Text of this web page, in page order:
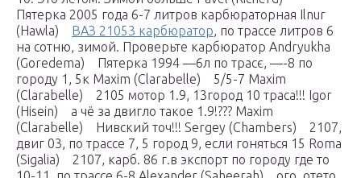
Пятерка 2005 года 6-7 литров карбюраторная Ilnur
(Hawla) ВАЗ 21053 карбюратор, по трассе литров 6
на сотню, зимой. Проверьте карбюратор Andryukha
(Goredema) Пятерка 1994 —6л по трасє, —-8 по
городу 1, 5к Maxim (Clarabelle) 5/5-7 Maxim
(Clarabelle) 2105 мотор 1.9, 13город 10 траса!!! Igor
(Hisein) а чё за двигло такое 1.9!??? Maxim
(Clarabelle) Нивский точ!!! Sergey (Chambers) 2107,
двиг 03, по трассе 7, 5 город 9, если гоняться 15 Roma
(Sigalia) 2107, карб. 86 г.в экспорт по городу где то